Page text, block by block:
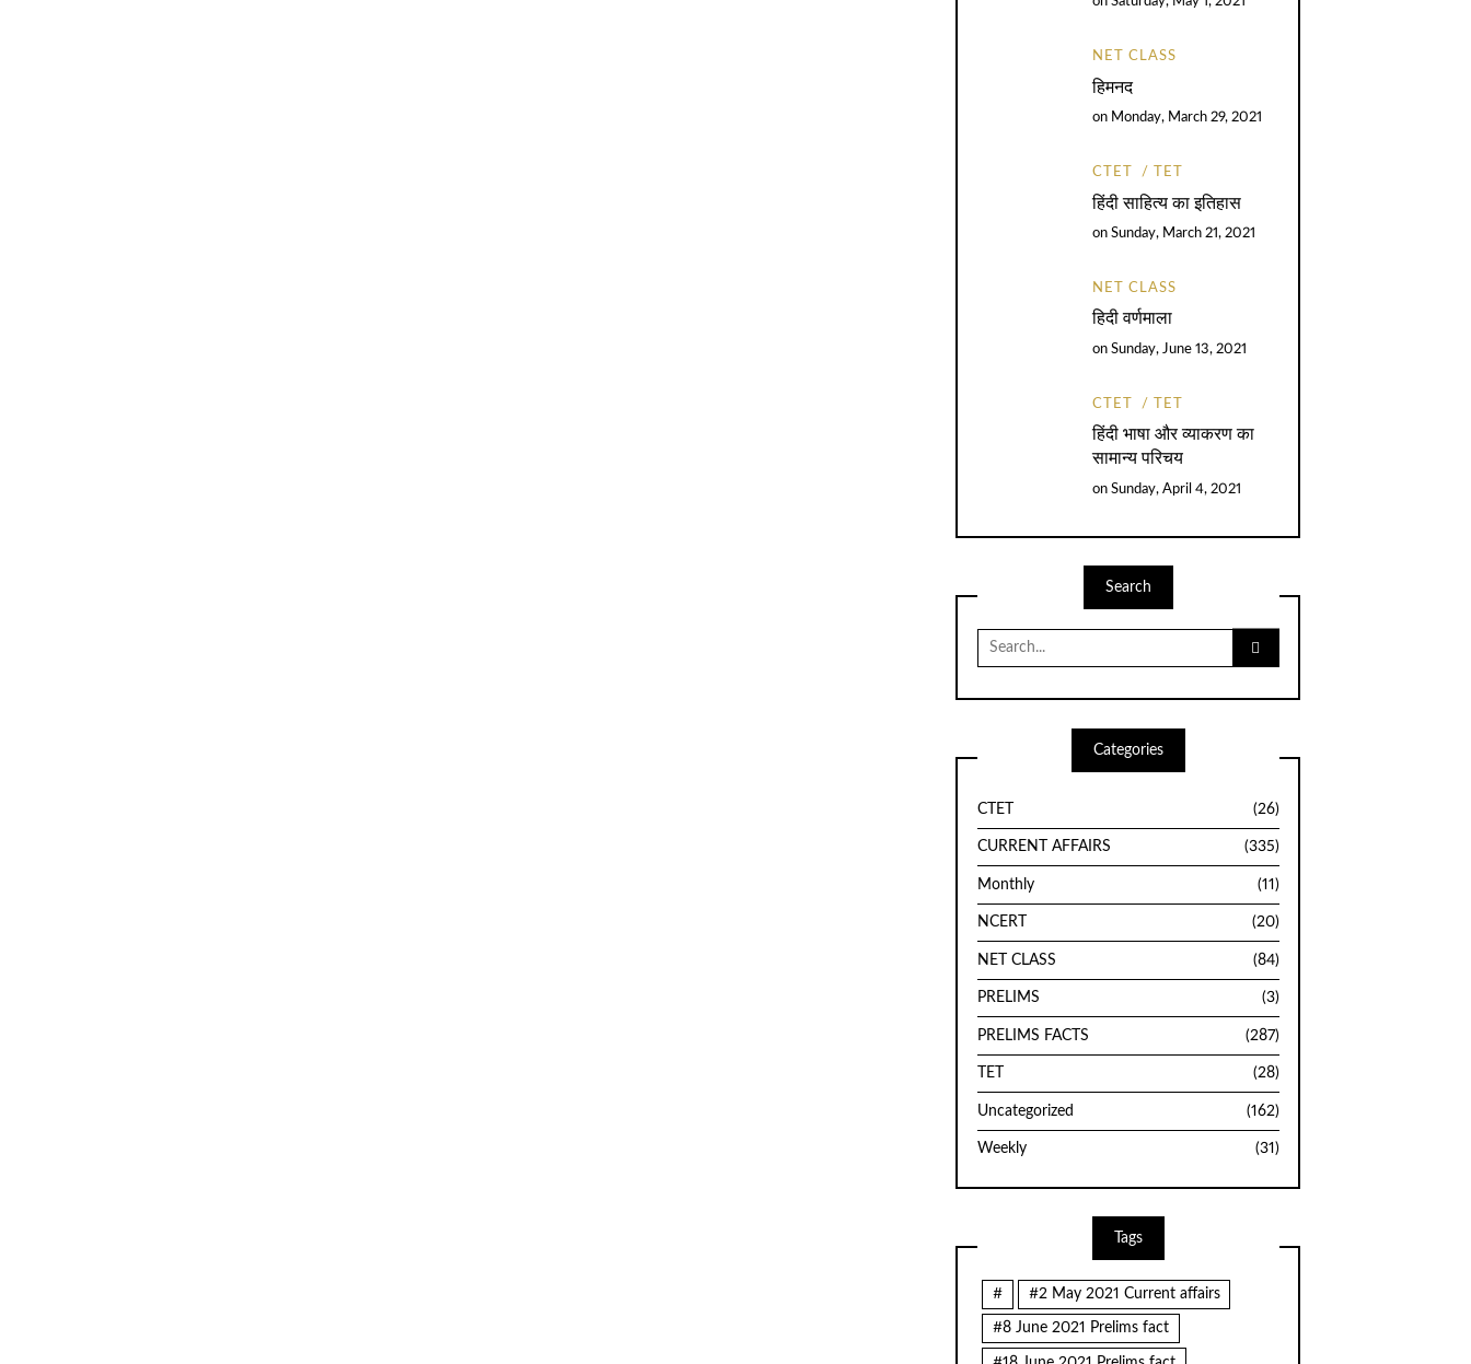
NET CLASS
हिमनद
on Monday, March 29, 2021
CTET TET
हिंदी साहित्य का इतिहास
on Sunday, March 21, 2021
NET CLASS
हिदी वर्णमाला
on Sunday, June 13, 2021
CTET TET
हिंदी भाषा और व्याकरण का
सामान्य परिचय
on Sunday, April 4, 2021
Search
Search
for:
Categories
CTET (26)
CURRENT AFFAIRS (335)
Monthly (11)
NCERT (20)
NET CLASS (84)
PRELIMS (3)
PRELIMS FACTS (287)
TET (28)
Uncategorized (162)
Weekly (31)
Tags
# #2 May 2021 Current affairs
#8 June 2021 Prelims fact